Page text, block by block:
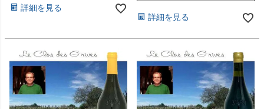
詳細を見る
詳細を見る